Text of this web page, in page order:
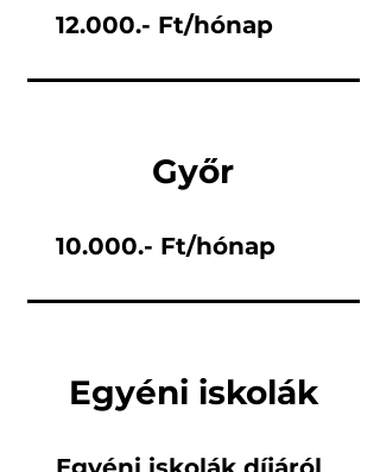
12.000.- Ft/hónap
Győr
10.000.- Ft/hónap
Egyéni iskolák